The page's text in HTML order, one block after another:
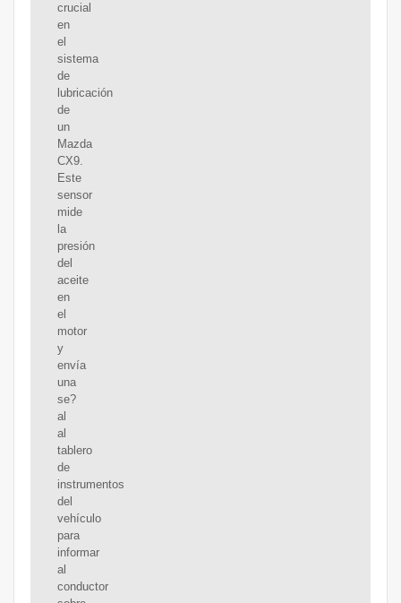
crucial
en
el
sistema
de
lubricación
de
un
Mazda
CX9.
Este
sensor
mide
la
presión
del
aceite
en
el
motor
y
envía
una
se?
al
al
tablero
de
instrumentos
del
vehículo
para
informar
al
conductor